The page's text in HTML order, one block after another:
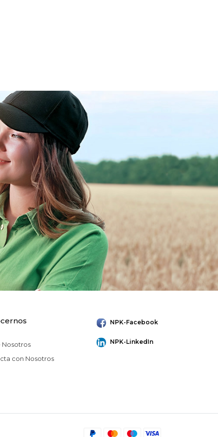
Nosotros
con Nosotros
NPK-Facebook
NPK-LinkedIn